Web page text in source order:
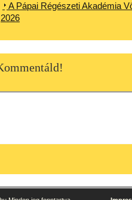
A Pápai Régészeti Akadémia
2026